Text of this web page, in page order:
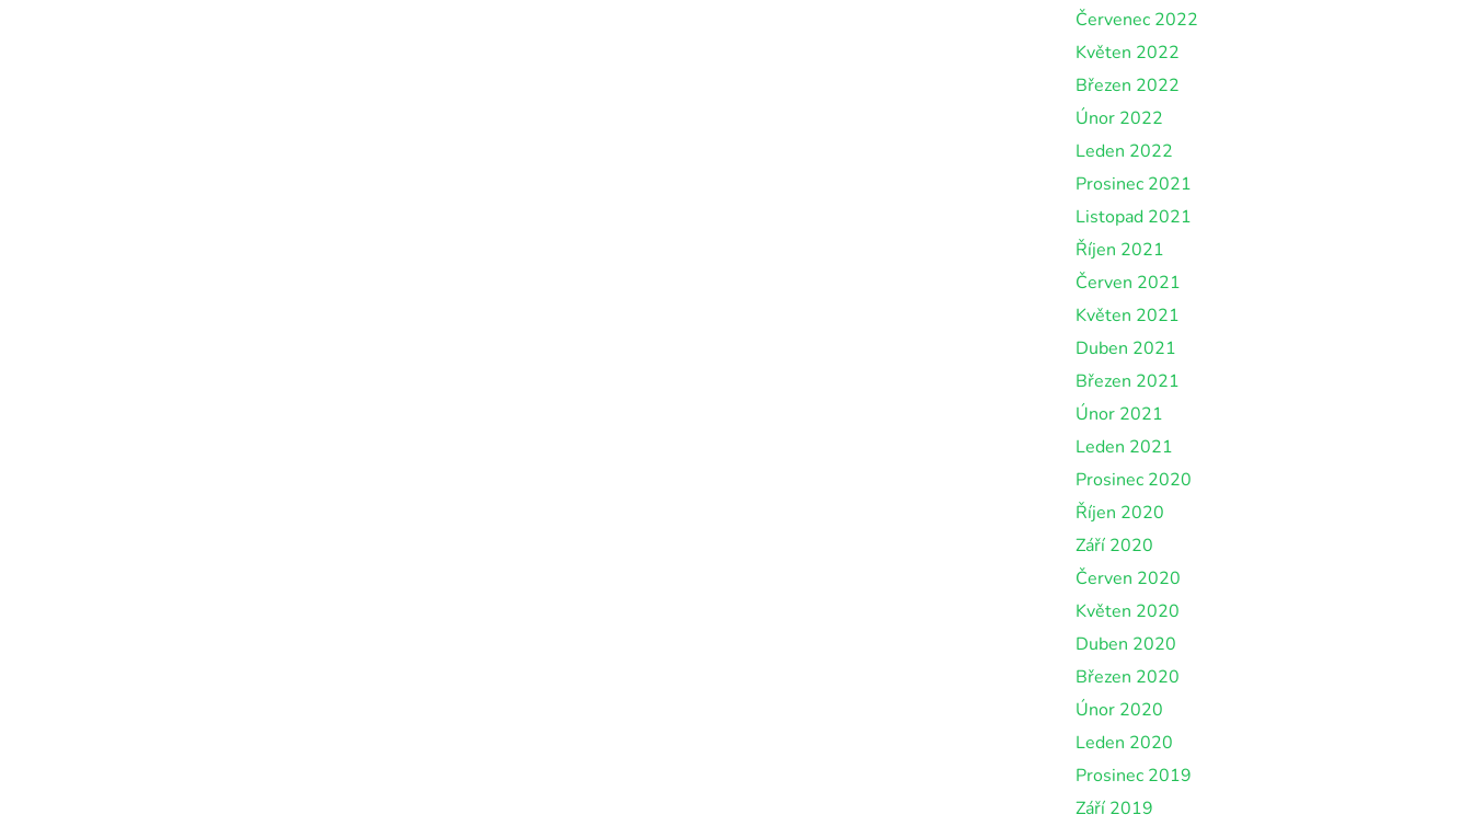
Červenec 2022
Květen 2022
Březen 2022
Únor 2022
Leden 2022
Prosinec 2021
Listopad 2021
Říjen 2021
Červen 2021
Květen 2021
Duben 2021
Březen 2021
Únor 2021
Leden 2021
Prosinec 2020
Říjen 2020
Září 2020
Červen 2020
Květen 2020
Duben 2020
Březen 2020
Únor 2020
Leden 2020
Prosinec 2019
Září 2019